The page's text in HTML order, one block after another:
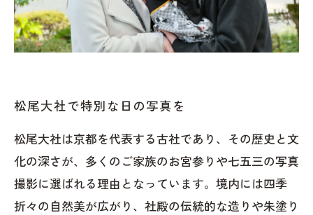
松尾大社で特別な日の写真を
松尾大社は京都を代表する古社であり、その歴史と文
化の深さが、多くのご家族のお宮参りや七五三の写真
撮影に選ばれる理由となっています。境内には四季
折々の自然美が広がり、社殿の伝統的な造りや朱塗り